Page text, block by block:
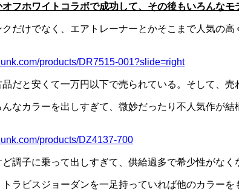
オフホワイトコラボで成功して、その後もいろんなモ
だけでなく、エアトレーナーとかそこまで人気の高
products/DR7515-001?slide=right
だと安くて一万円以下で売られている。そして、売
なカラーを出しすぎて、微妙だったり不人気作が結
products/DZ4137-700
調子に乗って出しすぎて、供給過多で希少性がなく
ラビスジョーダンを一足持っていれば他のカラー